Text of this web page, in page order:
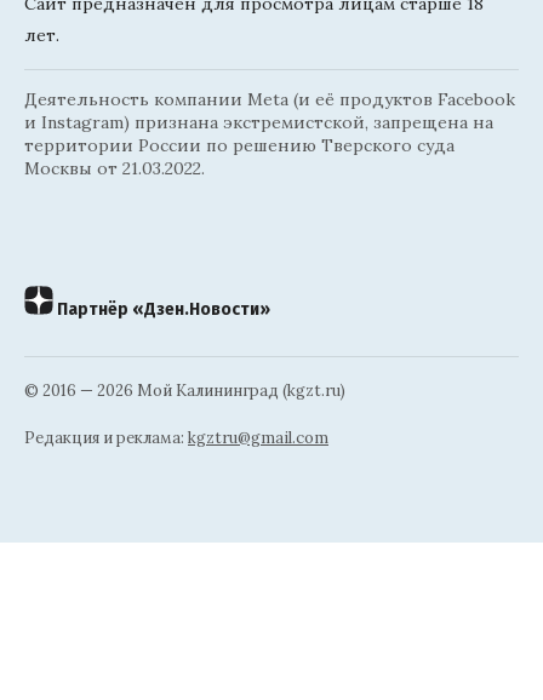
лет.
Деятельность компании Meta (и её продуктов Facebook
и Instagram) признана экстремистской, запрещена на
территории России по решению Тверского суда
Москвы от 21.03.2022.
Партнёр «Дзен.Новости»
© 2016 — 2026 Мой Калининград (kgzt.ru)
Редакция и реклама: kgztru@gmail.com